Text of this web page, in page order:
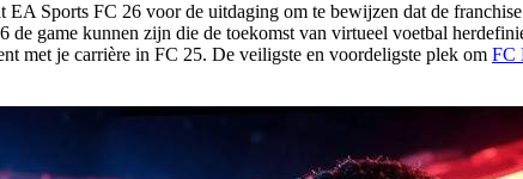
EA Sports FC 26 voor de uitdaging om te bewijzen dat de
game kunnen zijn die de toekomst van virtueel voetbal
met je carrière in FC 25. De veiligste en voordeligste plek om FC